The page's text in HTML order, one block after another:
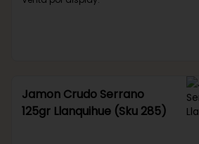
Jamon Crudo Serrano
125gr Llanquihue (Sku 285)